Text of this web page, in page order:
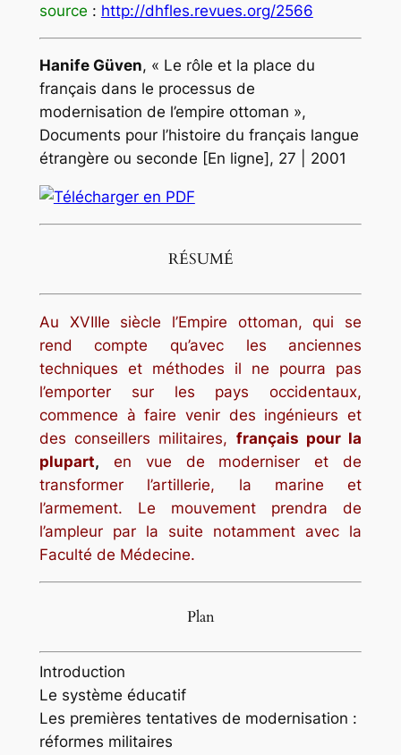
source : http://dhfles.revues.org/2566
Hanife Güven, « Le rôle et la place du
français dans le processus de
modernisation de l’empire ottoman »,
Documents pour l’histoire du français langue
étrangère ou seconde [En ligne], 27 | 2001
RÉSUMÉ
Au XVIIIe siècle l’Empire ottoman, qui se
rend compte qu’avec les anciennes
techniques et méthodes il ne pourra pas
l’emporter sur les pays occidentaux,
commence à faire venir des ingénieurs et
des conseillers militaires, français pour la
plupart, en vue de moderniser et de
transformer l’artillerie, la marine et
l’armement. Le mouvement prendra de
l’ampleur par la suite notamment avec la
Faculté de Médecine.
Plan
Introduction
Le système éducatif
Les premières tentatives de modernisation :
réformes militaires